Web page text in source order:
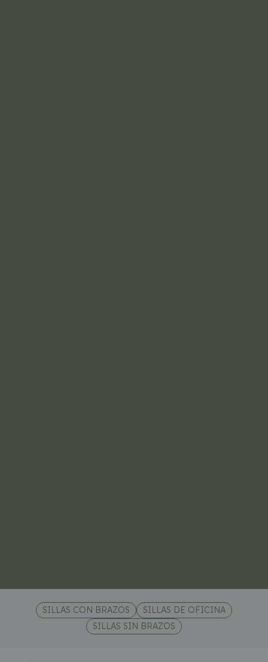
SILLAS CON BRAZOS
SILLAS DE OFICINA
SILLAS SIN BRAZOS